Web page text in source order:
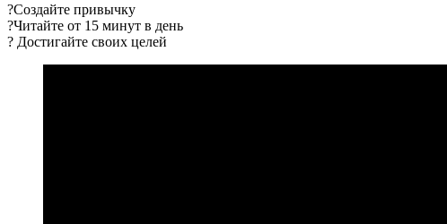
?Создайте привычку
?Читайте от 15 минут в день
? Достигайте своих целей